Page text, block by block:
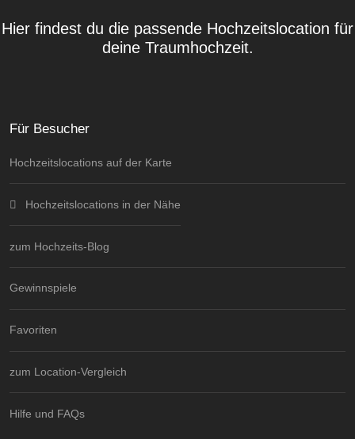
Hier findest du die passende Hochzeitslocation für
deine Traumhochzeit.
Für Besucher
Hochzeitslocations auf der Karte
Hochzeitslocations in der Nähe
zum Hochzeits-Blog
Gewinnspiele
Favoriten
zum Location-Vergleich
Hilfe und FAQs